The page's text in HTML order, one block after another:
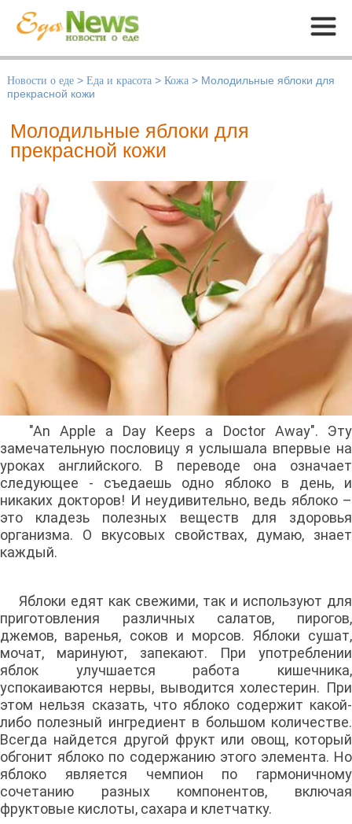
Меню
Новости о еде > Еда и красота > Кожа > Молодильные яблоки для
прекрасной кожи
Молодильные яблоки для
прекрасной кожи
"An Apple a Day Keeps a Doctor Away". Эту
замечательную пословицу я услышала впервые на
уроках английского. В переводе она означает
следующее - съедаешь одно яблоко в день, и
никаких докторов! И неудивительно, ведь яблоко –
это кладезь полезных веществ для здоровья
организма. О вкусовых свойствах, думаю, знает
каждый.
Яблоки едят как свежими, так и используют для
приготовления различных салатов, пирогов,
джемов, варенья, соков и морсов. Яблоки сушат,
мочат, маринуют, запекают. При употреблении
яблок улучшается работа кишечника,
успокаиваются нервы, выводится холестерин. При
этом нельзя сказать, что яблоко содержит какой-
либо полезный ингредиент в большом количестве.
Всегда найдется другой фрукт или овощ, который
обгонит яблоко по содержанию этого элемента. Но
яблоко является чемпион по гармоничному
сочетанию разных компонентов, включая
фруктовые кислоты, сахара и клетчатку.